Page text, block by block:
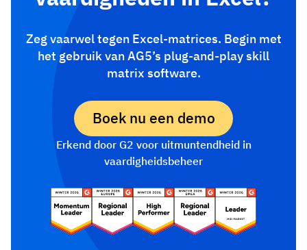
Zeg vaarwel tegen Excel-matrices. Begin met
het gebruik van AG5’s plug-and-play skill
matrix software.
Boek nu een demo
Erkend door G2 voor uitmuntendheid in
vaardigheidsbeheer